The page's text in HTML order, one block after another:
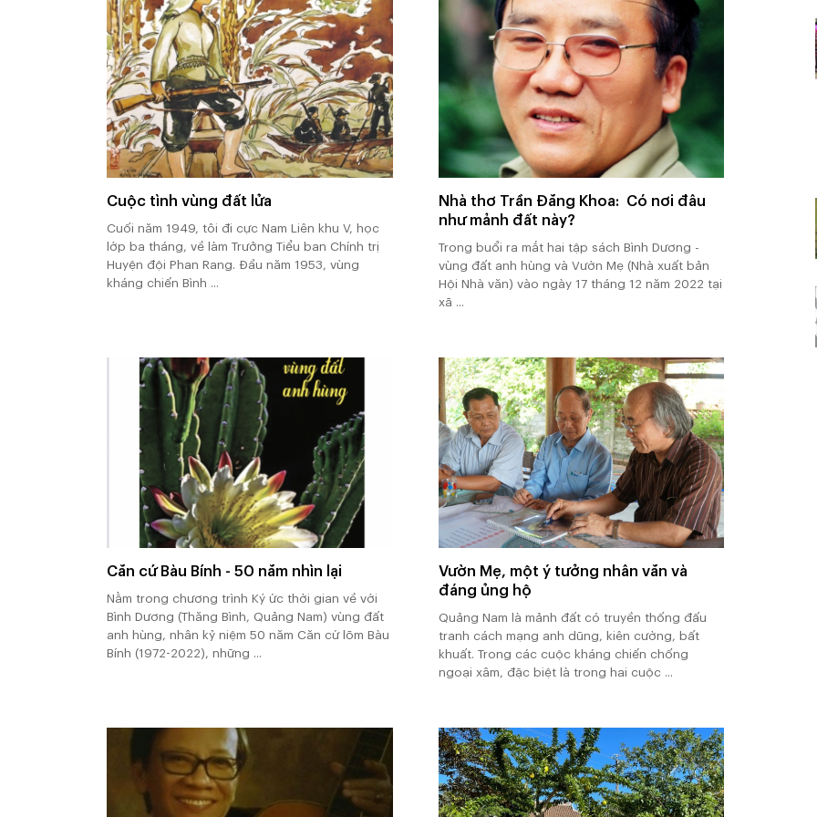
Cuộc tình vùng đất lửa
Cuối năm 1949, tôi đi cực Nam Liên khu V, học
lớp ba tháng, về làm Trưởng Tiểu ban Chính trị
Huyện đội Phan Rang. Đầu năm 1953, vùng
kháng chiến Bình ...
Nhà thơ Trần Đăng Khoa: Có nơi đâu
như mảnh đất này?
Trong buổi ra mắt hai tập sách Bình Dương -
vùng đất anh hùng và Vườn Mẹ (Nhà xuất bản
Hội Nhà văn) vào ngày 17 tháng 12 năm 2022 tại
xã ...
Căn cứ Bàu Bính - 50 năm nhìn lại
Nằm trong chương trình Ký ức thời gian về với
Bình Dương (Thăng Bình, Quảng Nam) vùng đất
anh hùng, nhân kỷ niệm 50 năm Căn cứ lõm Bàu
Bính (1972-2022), những ...
Vườn Mẹ, một ý tưởng nhân văn và
đáng ủng hộ
Quảng Nam là mảnh đất có truyền thống đấu
tranh cách mạng anh dũng, kiên cường, bất
khuất. Trong các cuộc kháng chiến chống
ngoại xâm, đặc biệt là trong hai cuộc ...